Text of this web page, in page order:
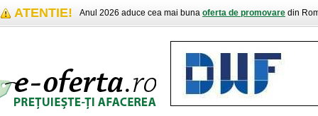
ATENTIE! Anul 2026 aduce cea mai buna oferta de promovare din